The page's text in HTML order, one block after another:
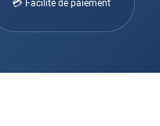
💳 Facilité de paiement